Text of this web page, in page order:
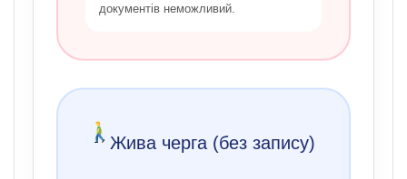
документів неможливий.
Жива черга (без запису)